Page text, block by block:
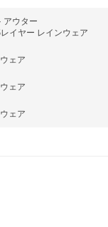
アウター
イヤー レインウェア
ェア
ェア
ェア